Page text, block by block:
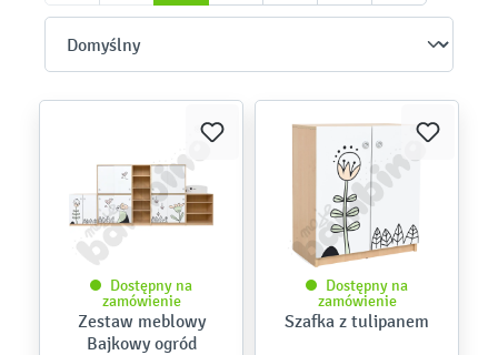
Dostępny na
zamówienie
Zestaw meblowy
Bajkowy ogród
Dostępny na
zamówienie
Szafka z tulipanem